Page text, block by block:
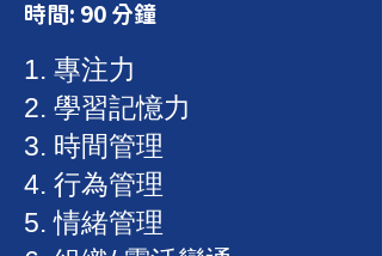
時間: 90 分鐘
1. 專注力
2. 學習記憶力
3. 時間管理
4. 行為管理
5. 情緒管理